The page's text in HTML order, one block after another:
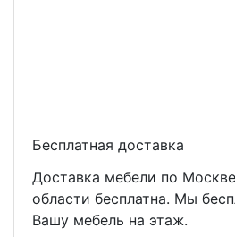
Бесплатная доставка
Доставка мебели по
области бесплатна. Мы
Вашу мебель на этаж.